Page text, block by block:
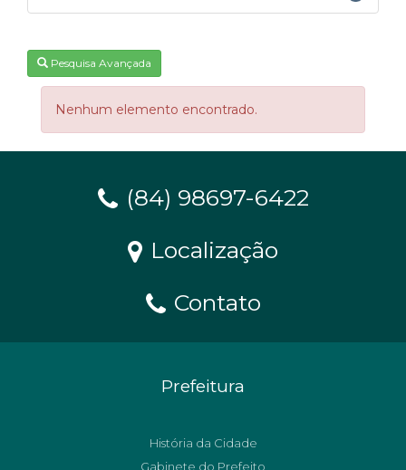
Pesquisa Avançada
Nenhum elemento encontrado.
(84) 98697-6422
Localização
Contato
Prefeitura
História da Cidade
Gabinete do Prefeito